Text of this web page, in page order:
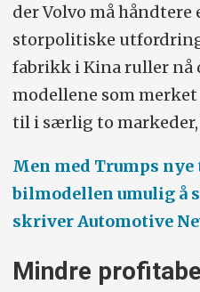
der Volvo må håndtere
storpolitiske
fabrikk i Kina ruller nå
modellene som
til i særlig to markeder,
Men med Trumps
bilmodellen umulig å
skriver Automotive
Mindre profitabel